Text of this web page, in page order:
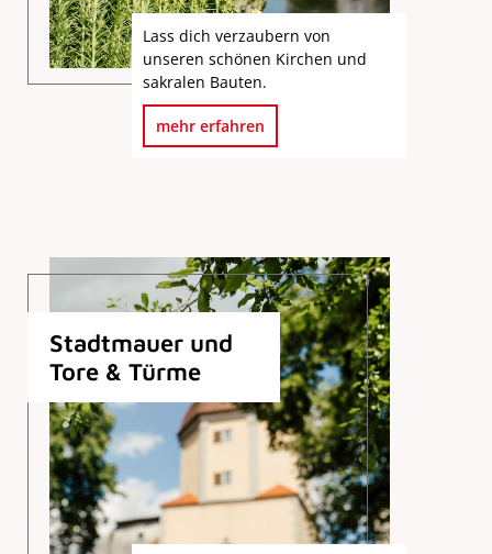
Lass dich verzaubern von
unseren schönen Kirchen und
sakralen Bauten.
mehr erfahren
Stadtmauer und
Tore & Türme